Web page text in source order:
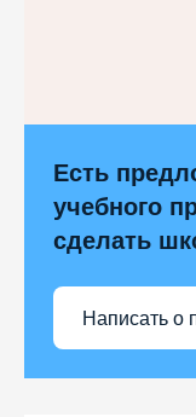
Есть
учебного
сделать
Написать о